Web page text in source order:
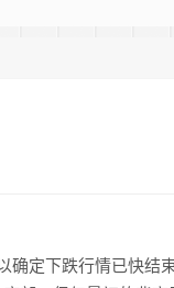
定下跌行情已快结